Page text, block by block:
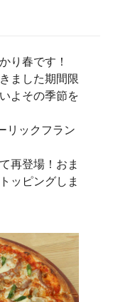
り春です！
ました期間限
よその季節を
リックフラン
再登場！おま
ッピングしま